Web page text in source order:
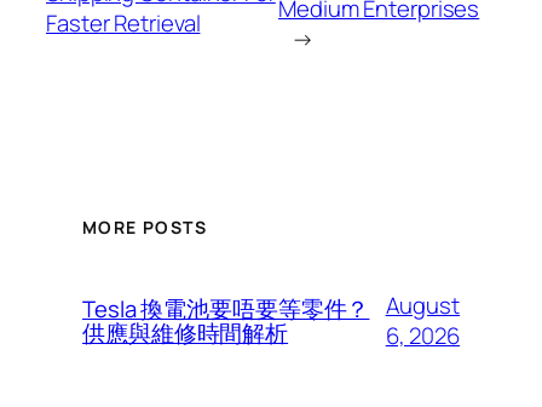
Faster Retrieval
Medium Enterprises
→
MORE POSTS
Tesla 換電池要唔要等零件？
供應與維修時間解析
August
6, 2026